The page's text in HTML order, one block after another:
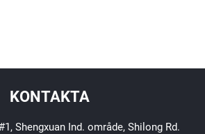
KONTAKTA
Shengxuan Ind. område, Shilong Rd.